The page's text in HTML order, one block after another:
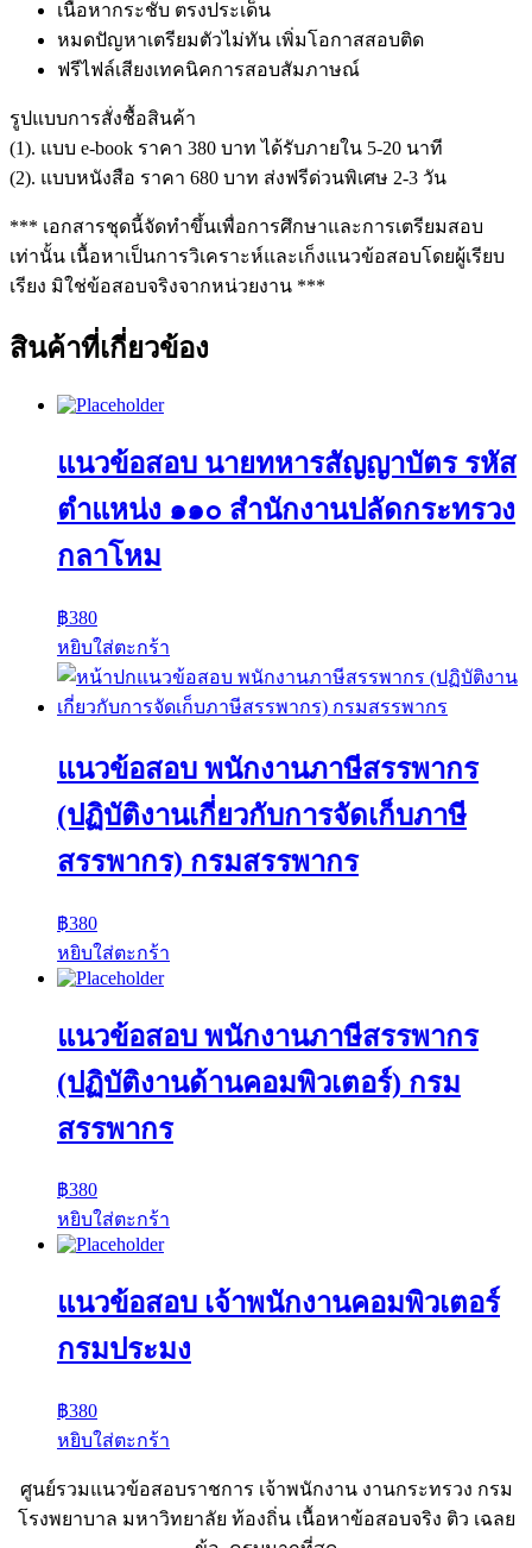
เนื้อหากระชับ ตรงประเด็น
หมดปัญหาเตรียมตัวไม่ทัน เพิ่มโอกาสสอบติด
ฟรีไฟล์เสียงเทคนิคการสอบสัมภาษณ์
รูปแบบการสั่งชื้อสินค้า
(1). แบบ e-book ราคา 380 บาท ได้รับภายใน 5-20 นาที
(2). แบบหนังสือ ราคา 680 บาท ส่งฟรีด่วนพิเศษ 2-3 วัน
*** เอกสารชุดนี้จัดทำขึ้นเพื่อการศึกษาและการเตรียมสอบ
เท่านั้น เนื้อหาเป็นการวิเคราะห์และเก็งแนวข้อสอบโดยผู้เรียบ
เรียง มิใช่ข้อสอบจริงจากหน่วยงาน ***
สินค้าที่เกี่ยวข้อง
แนวข้อสอบ นายทหารสัญญาบัตร รหัส
ตำแหน่ง ๑๑๐ สำนักงานปลัดกระทรวง
กลาโหม
฿380
หยิบใส่ตะกร้า
แนวข้อสอบ พนักงานภาษีสรรพากร
(ปฏิบัติงานเกี่ยวกับการจัดเก็บภาษี
สรรพากร) กรมสรรพากร
฿380
หยิบใส่ตะกร้า
แนวข้อสอบ พนักงานภาษีสรรพากร
(ปฏิบัติงานด้านคอมพิวเตอร์) กรม
สรรพากร
฿380
หยิบใส่ตะกร้า
แนวข้อสอบ เจ้าพนักงานคอมพิวเตอร์
กรมประมง
฿380
หยิบใส่ตะกร้า
ศูนย์รวมแนวข้อสอบราชการ เจ้าพนักงาน งานกระทรวง กรม
โรงพยาบาล มหาวิทยาลัย ท้องถิ่น เนื้อหาข้อสอบจริง ติว เฉลย